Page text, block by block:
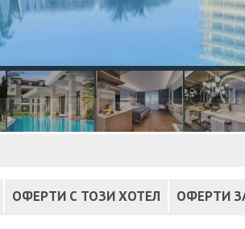
ОФЕРТИ С ТОЗИ ХОТЕЛ ОФЕРТИ